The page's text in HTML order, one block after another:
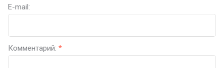
E-mail:
Комментарий: *